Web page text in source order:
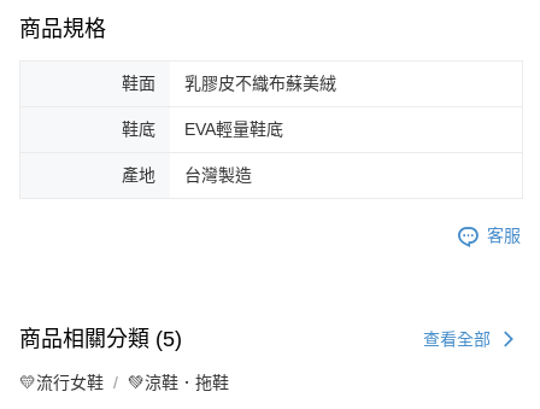
商品規格
鞋面 乳膠皮不織布蘇美絨
鞋底 EVA輕量鞋底
產地 台灣製造
客服
商品相關分類 (5) 查看全部
💛流行女鞋 💚涼鞋．拖鞋